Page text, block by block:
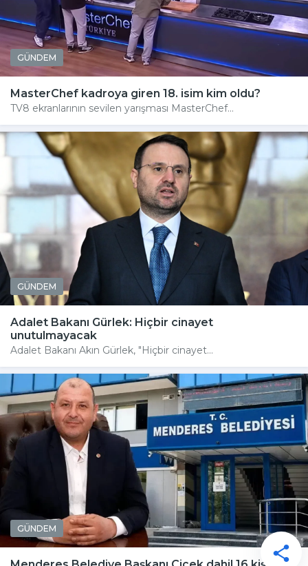
GÜNDEM
MasterChef kadroya giren 18. isim kim oldu?
TV8 ekranlarının sevilen yarışması MasterChef...
GÜNDEM
Adalet Bakanı Gürlek: Hiçbir cinayet
unutulmayacak
Adalet Bakanı Akın Gürlek, "Hiçbir cinayet...
GÜNDEM